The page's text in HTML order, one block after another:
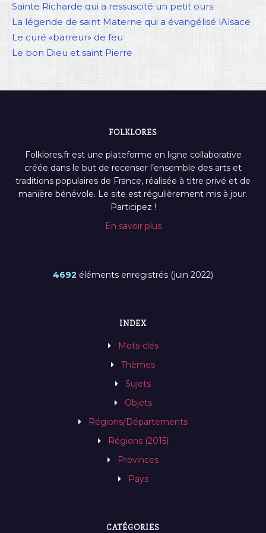
Sainte Richarde qui a ressuscité un petit ours
La légende de saint Materne qui a évangélisé lAlsace
Le curé «barreur» de feu
Le bon Dieu et saint Pierre
FOLKLORES
Folklores.fr est une plateforme en ligne collaborative
créée dans le but de recenser l’ensemble des arts et
traditions populaires de France, réalisée à titre privé et de
manière bénévole. Le site est régulièrement mis à jour.
Participez !
En savoir plus
4692 éléments enregistrés (juin 2022)
INDEX
Mots-clés
Thèmes
Sujets
Objets
Régions/Départements
Régions (2015)
Provinces
Pays
CATÉGORIES